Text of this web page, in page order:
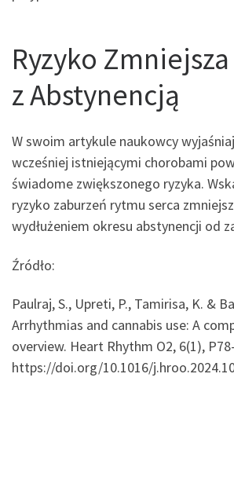
Ryzyko
z Abstynencją
W swoim artykule naukowcy
wcześniej istniejącymi chorobami
świadome zwiększonego ryzyka.
ryzyko zaburzeń rytmu serca
wydłużeniem okresu abstynencji od
Źródło:
Paulraj, S., Upreti, P., Tamirisa, K. &
Arrhythmias and cannabis use: A
overview. Heart Rhythm O2, 6(1),
https://doi.org/10.1016/